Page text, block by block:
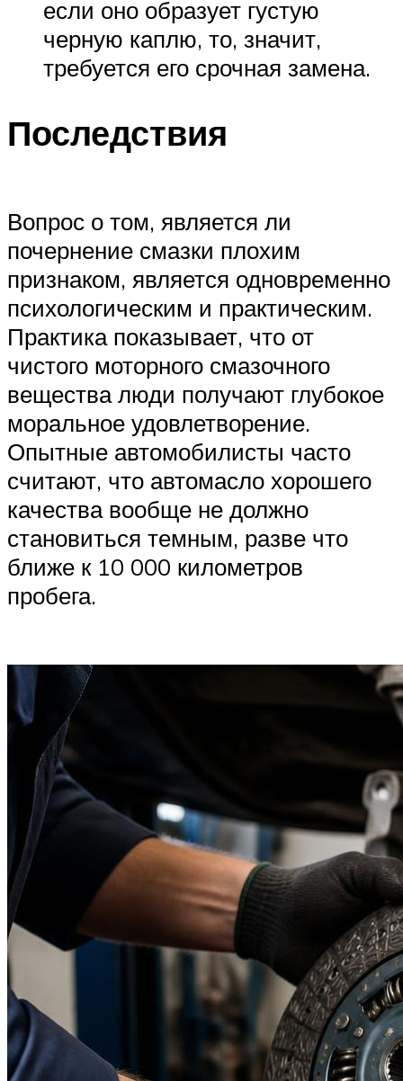
если оно образует густую
черную каплю, то, значит,
требуется его срочная замена.
Последствия
Вопрос о том, является ли
почернение смазки плохим
признаком, является одновременно
психологическим и практическим.
Практика показывает, что от
чистого моторного смазочного
вещества люди получают глубокое
моральное удовлетворение.
Опытные автомобилисты часто
считают, что автомасло хорошего
качества вообще не должно
становиться темным, разве что
ближе к 10 000 километров
пробега.